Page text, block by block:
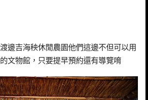
邊吉海秧休閒農園他們這邊不但可以用
文物館，只要提早預約還有導覽唷